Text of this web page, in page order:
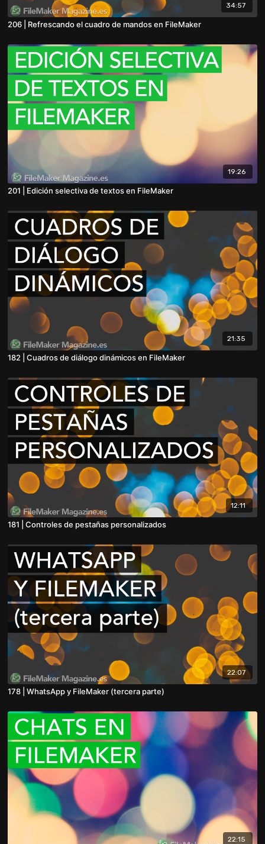
34:57
206 | Refrescando el cuadro de mandos en FileMaker
19:26
201 | Edición selectiva de textos en FileMaker
21:35
182 | Cuadros de diálogo dinámicos en FileMaker
12:11
181 | Controles de pestañas personalizados
22:07
178 | WhatsApp y FileMaker (tercera parte)
22:15